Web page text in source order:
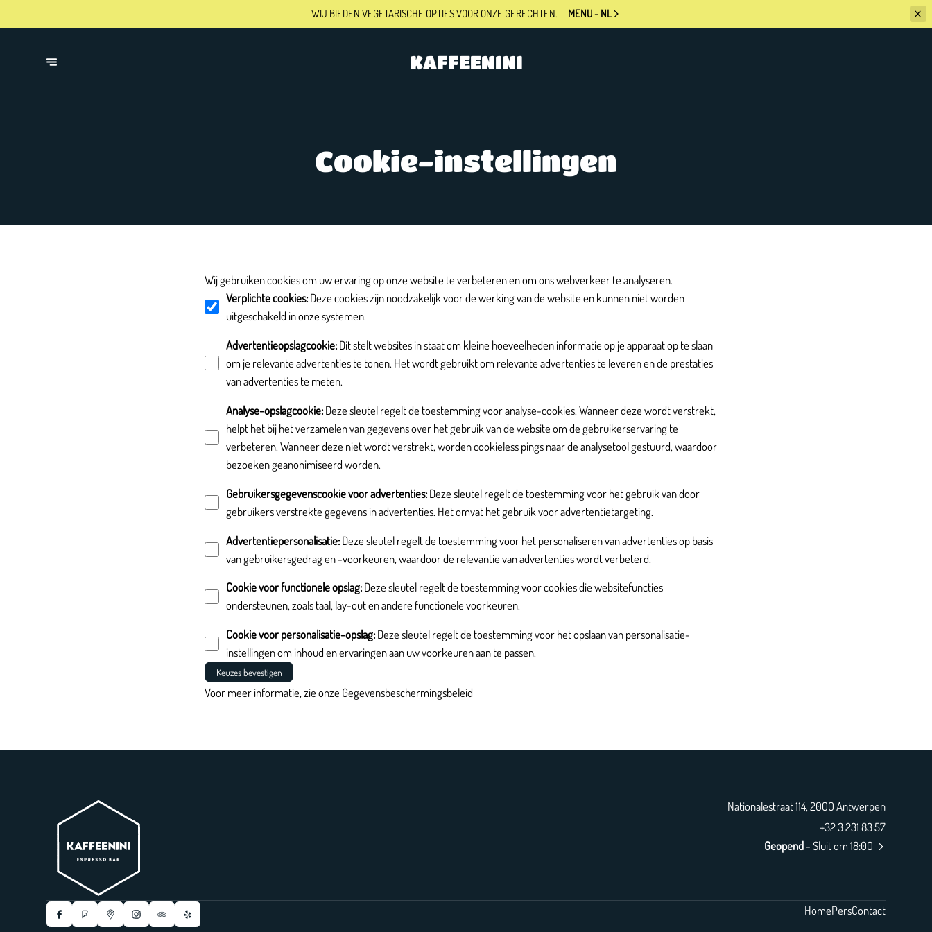
WIJ BIEDEN VEGETARISCHE OPTIESVOOR ONZE GERECHTEN. MENU - NL
KAFFEENINI
Cookie-instellingen
Wij gebruiken cookies om uw ervaring op onze website te verbeteren en om ons webverkeer te analyseren.
Verplichte cookies: Deze cookies zijn noodzakelijk voor de werking van de website en kunnen niet worden
uitgeschakeld in onze systemen.
Advertentieopslagcookie: Dit stelt websites in staat om kleine hoeveelheden informatie op je apparaat op te slaan
om je relevante advertenties te tonen. Het wordt gebruikt om relevante advertenties te leveren en de prestaties
van advertenties te meten.
Analyse-opslagcookie: Deze sleutel regelt de toestemming voor analyse-cookies. Wanneer deze wordt verstrekt,
helpt het bij het verzamelen van gegevens over het gebruik van de website om de gebruikerservaring te
verbeteren. Wanneer deze niet wordt verstrekt, worden cookieless pings naar de analysetool gestuurd, waardoor
bezoeken geanonimiseerd worden.
Gebruikersgegevenscookie voor advertenties: Deze sleutel regelt de toestemming voor het gebruik van door
gebruikers verstrekte gegevens in advertenties. Het omvat het gebruik voor advertentietargeting.
Advertentiepersonalisatie: Deze sleutel regelt de toestemming voor het personaliseren van advertenties op basis
van gebruikersgedrag en -voorkeuren, waardoor de relevantie van advertenties wordt verbeterd.
Cookie voor functionele opslag: Deze sleutel regelt de toestemming voor cookies die websitefuncties
ondersteunen, zoals taal, lay-out en andere functionele voorkeuren.
Cookie voor personalisatie-opslag: Deze sleutel regelt de toestemming voor het opslaan van personalisatie-
instellingen om inhoud en ervaringen aan uw voorkeuren aan te passen.
Keuzes bevestigen
Voor meer informatie, zie onze Gegevensbeschermingsbeleid
Nationalestraat 114, 2000 Antwerpen
+32 3 231 83 57
Geopend- Sluit om 18:00
HomePersContact